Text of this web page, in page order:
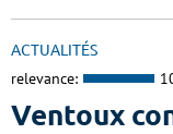
ACTUALITÉS
relevance:
Ventoux